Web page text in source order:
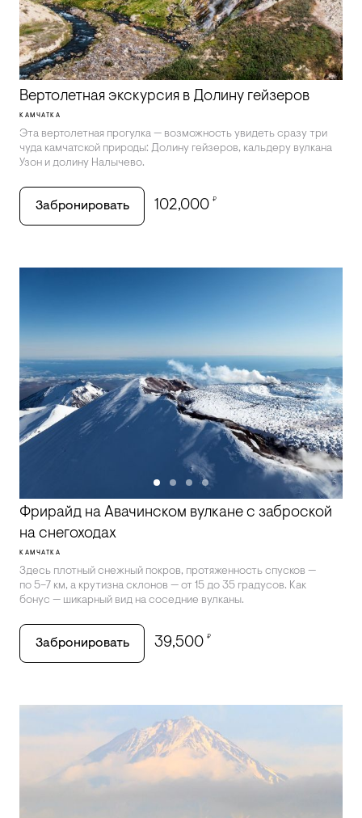
Вертолетная экскурсия в Долину гейзеров
КАМЧАТКА
Эта вертолетная прогулка — возможность увидеть сразу три
чуда камчатской природы: Долину гейзеров, кальдеру вулкана
Узон и долину Налычево.
Забронировать 102,000 ₽
Фрирайд на Авачинском вулкане с заброской
на снегоходах
КАМЧАТКА
Здесь плотный снежный покров, протяженность спусков —
по 5–7 км, а крутизна склонов — от 15 до 35 градусов. Как
бонус — шикарный вид на соседние вулканы.
Забронировать 39,500 ₽